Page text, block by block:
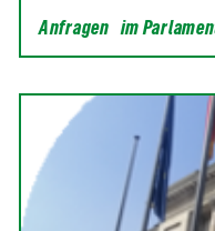
Anfragen im